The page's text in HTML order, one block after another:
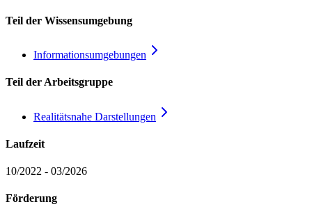
Teil der Wissensumgebung
Informationsumgebungen
Teil der Arbeitsgruppe
Realitätsnahe Darstellungen
Laufzeit
10/2022 - 03/2026
Förderung